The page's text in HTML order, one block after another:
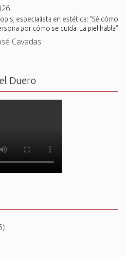
especialista en estética: “Sé cómo
por cómo se cuida. La piel habla”
Cavadas
Duero